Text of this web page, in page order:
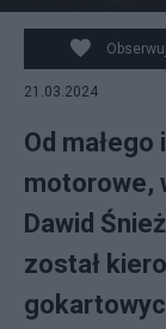
Dawid Śnieżko
21.03.2024
Od
motorowe,
Dawid
został